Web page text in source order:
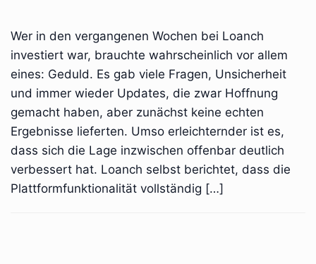
Wer in den vergangenen Wochen bei Loanch
investiert war, brauchte wahrscheinlich vor allem
eines: Geduld. Es gab viele Fragen, Unsicherheit
und immer wieder Updates, die zwar Hoffnung
gemacht haben, aber zunächst keine echten
Ergebnisse lieferten. Umso erleichternder ist es,
dass sich die Lage inzwischen offenbar deutlich
verbessert hat. Loanch selbst berichtet, dass die
Plattformfunktionalität vollständig […]